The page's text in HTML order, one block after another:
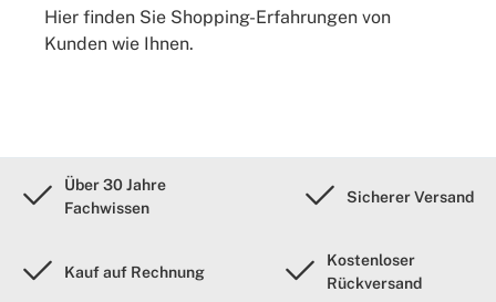
Hier finden Sie Shopping-Erfahrungen von
Kunden wie Ihnen.
Über 30 Jahre
Fachwissen
Sicherer Versand
Kauf auf Rechnung
Kostenloser
Rückversand